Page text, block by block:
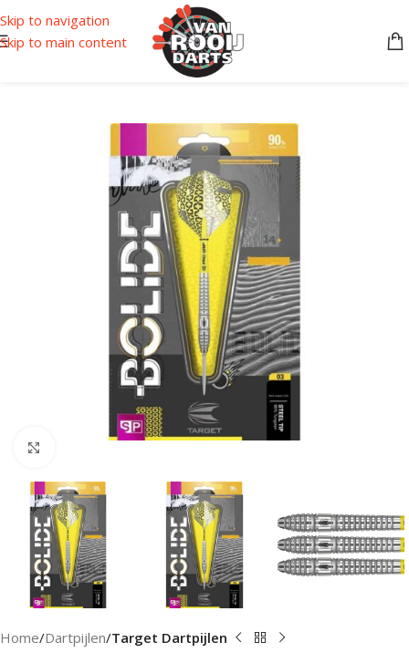
Skip to navigation
Skip to main content
Home Dartpijlen Target Dartpijlen